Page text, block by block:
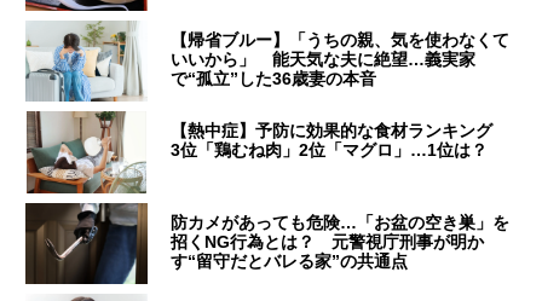
【帰省ブルー】「うちの親、気を使わなくて
いいから」 能天気な夫に絶望…義実家
で“孤立”した36歳妻の本音
【熱中症】予防に効果的な食材ランキング
3位「鶏むね肉」2位「マグロ」…1位は？
防カメがあっても危険…「お盆の空き巣」を
招くNG行為とは？ 元警視庁刑事が明か
す“留守だとバレる家”の共通点